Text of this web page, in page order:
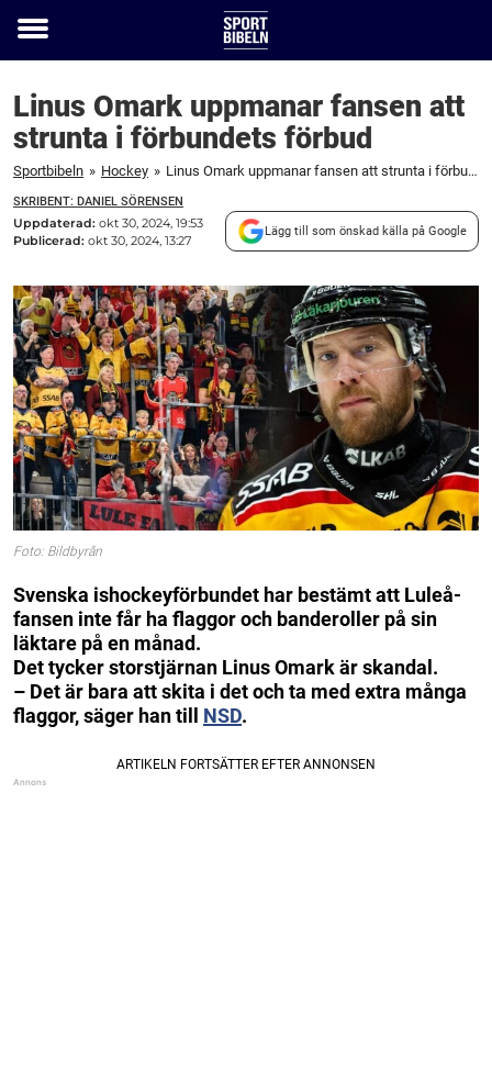
Toggle
Linus Omark uppmanar fansen att
strunta i förbundets förbud
Sportbibeln » Hockey » Linus Omark uppmanar fansen att strunta i förbundets förbud
SKRIBENT: DANIEL SÖRENSEN
Uppdaterad: okt 30, 2024, 19:53
Publicerad: okt 30, 2024, 13:27
Lägg till som önskad källa på Google
Foto: Bildbyrån
Svenska ishockeyförbundet har bestämt att Luleå-
fansen inte får ha flaggor och banderoller på sin
läktare på en månad.
Det tycker storstjärnan Linus Omark är skandal.
– Det är bara att skita i det och ta med extra många
flaggor, säger han till NSD.